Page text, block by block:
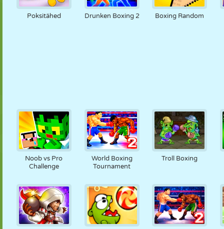
Poksitähed Drunken Boxing 2 Boxing Random
Noob vs Pro
Challenge
World Boxing
Tournament
Troll Boxing